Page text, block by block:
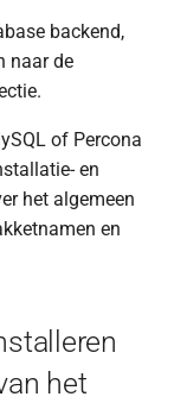
backend,
naar de
of Percona
en
het algemeen
en
het